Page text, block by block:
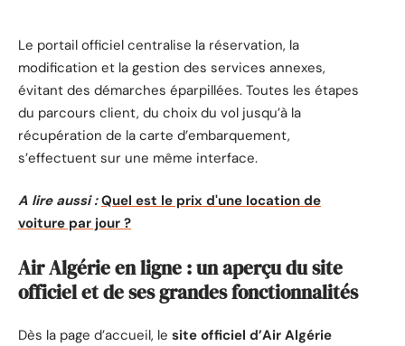
Le portail officiel centralise la réservation, la
modification et la gestion des services annexes,
évitant des démarches éparpillées. Toutes les étapes
du parcours client, du choix du vol jusqu’à la
récupération de la carte d’embarquement,
s’effectuent sur une même interface.
A lire aussi : Quel est le prix d'une location de
voiture par jour ?
Air Algérie en ligne : un aperçu du site
officiel et de ses grandes fonctionnalités
Dès la page d’accueil, le site officiel d’Air Algérie